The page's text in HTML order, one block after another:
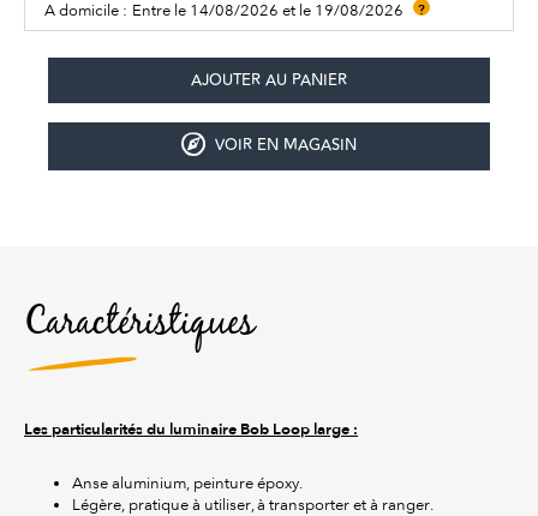
A domicile : Entre le 14/08/2026 et le 19/08/2026 ?
VOIR EN MAGASIN
Caractéristiques
Les particularités du luminaire Bob Loop large :
Anse aluminium, peinture époxy.
Légère, pratique à utiliser, à transporter et à ranger.